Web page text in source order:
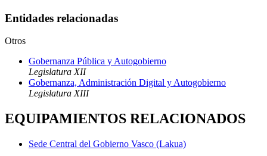
Entidades relacionadas
Otros
Gobernanza Pública y Autogobierno
Legislatura XII
Gobernanza, Administración Digital y Autogobierno
Legislatura XIII
EQUIPAMIENTOS RELACIONADOS
Sede Central del Gobierno Vasco (Lakua)